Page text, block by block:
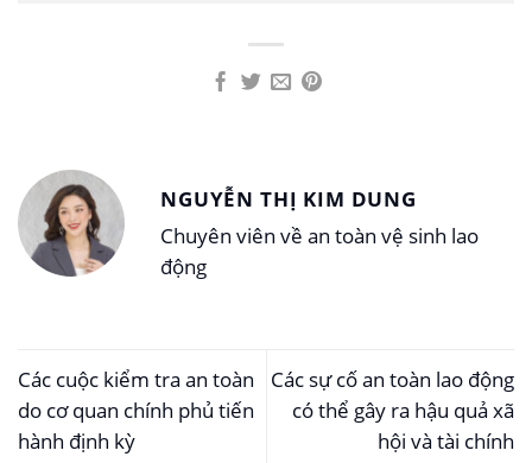
NGUYỄN THỊ KIM DUNG
Chuyên viên về an toàn vệ sinh lao
động
Các cuộc kiểm tra an toàn
do cơ quan chính phủ tiến
hành định kỳ
Các sự cố an toàn lao động
có thể gây ra hậu quả xã
hội và tài chính